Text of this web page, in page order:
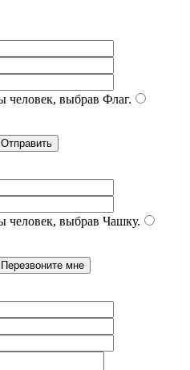
человек, выбрав Флаг.
человек, выбрав Чашку.